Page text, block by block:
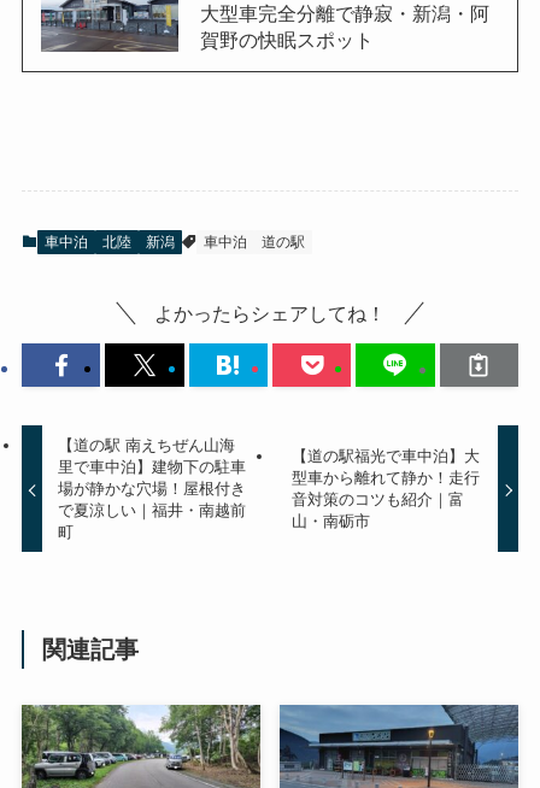
大型車完全分離で静寂・新潟・阿
賀野の快眠スポット
車中泊 北陸 新潟 車中泊 道の駅
よかったらシェアしてね！
【道の駅 南えちぜん山海
里で車中泊】建物下の駐車
場が静かな穴場！屋根付き
で夏涼しい｜福井・南越前
町
【道の駅福光で車中泊】大
型車から離れて静か！走行
音対策のコツも紹介｜富
山・南砺市
関連記事